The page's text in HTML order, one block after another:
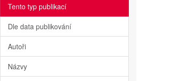
Tento typ publikací
Dle data publikování
Autoři
Názvy